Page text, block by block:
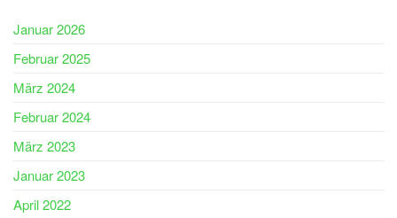
Januar 2026
Februar 2025
März 2024
Februar 2024
März 2023
Januar 2023
April 2022